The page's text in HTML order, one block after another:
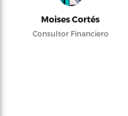
Moises Cortés
Consultor Financiero